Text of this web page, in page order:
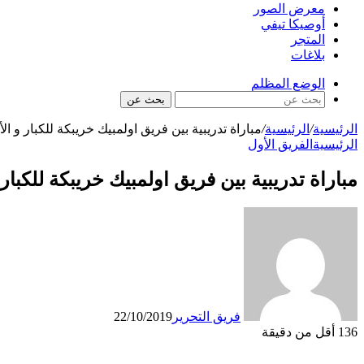
معرض الصور
أوصيكا تيفي
المتجر
بلاغات
الوضع المظلم
بحث عن
الرئيسية/ الرئيسية/مباراة تدريبية بين فريق اولمبيك خريبكة للكبار و
الرئيسية الفريق الأول
مباراة تدريبية بين فريق اولمبيك خريبكة
فريق التحرير 22/10/2019
136 أقل من دقيقة